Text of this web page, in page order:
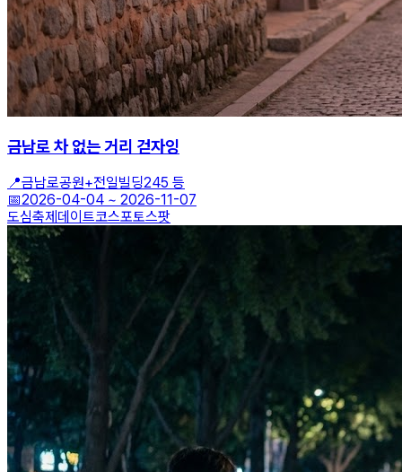
금남로 차 없는 거리 걷자잉
📍금남로공원+전일빌딩245 등
📅2026-04-04 ~ 2026-11-07
도심축제데이트코스포토스팟